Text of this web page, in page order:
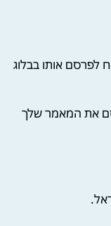
לפרסם אותו בבלוג
את המאמר שלך